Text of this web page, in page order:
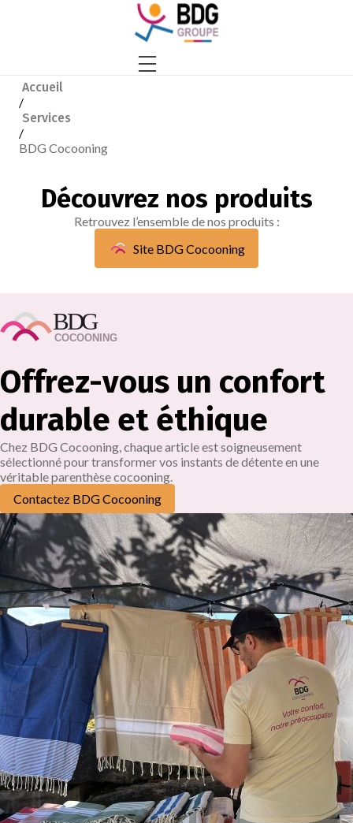
Accueil
/
Services
/
BDG Cocooning
Découvrez nos produits
Retrouvez l’ensemble de nos produits :
Site BDG Cocooning
Offrez-vous un confort
durable et éthique
Chez BDG Cocooning, chaque article est soigneusement
sélectionné pour transformer vos instants de détente en une
véritable parenthèse cocooning.
Contactez BDG Cocooning